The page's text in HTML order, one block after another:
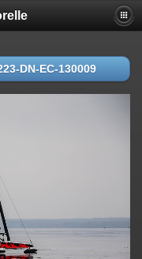
DN-EC-130009